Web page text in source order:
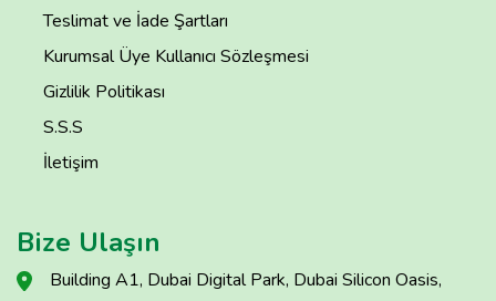
Teslimat ve İade Şartları
Kurumsal Üye Kullanıcı Sözleşmesi
Gizlilik Politikası
S.S.S
İletişim
Bize Ulaşın
Building A1, Dubai Digital Park, Dubai Silicon Oasis,